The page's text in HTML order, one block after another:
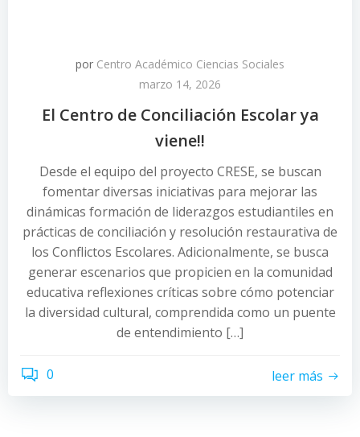
por Centro Académico Ciencias Sociales
marzo 14, 2026
El Centro de Conciliación Escolar ya
viene!!
Desde el equipo del proyecto CRESE, se buscan
fomentar diversas iniciativas para mejorar las
dinámicas formación de liderazgos estudiantiles en
prácticas de conciliación y resolución restaurativa de
los Conflictos Escolares. Adicionalmente, se busca
generar escenarios que propicien en la comunidad
educativa reflexiones críticas sobre cómo potenciar
la diversidad cultural, comprendida como un puente
de entendimiento […]
0 leer más